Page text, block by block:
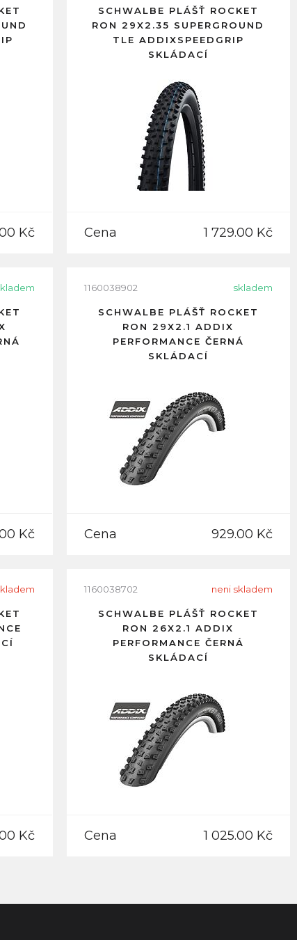
Kč
SCHWALBE PLÁŠŤ ROCKET
RON 29X2.35 SUPERGROUND
TLE ADDIXSPEEDGRIP
SKLÁDACÍ
Cena 1 729.00 Kč
Kč
1160038902 skladem
SCHWALBE PLÁŠŤ ROCKET
RON 29X2.1 ADDIX
PERFORMANCE ČERNÁ
SKLÁDACÍ
Cena 929.00 Kč
Kč
1160038702 neni skladem
SCHWALBE PLÁŠŤ ROCKET
RON 26X2.1 ADDIX
PERFORMANCE ČERNÁ
SKLÁDACÍ
Cena 1 025.00 Kč